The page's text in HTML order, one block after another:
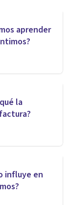
aprender
la
influye en